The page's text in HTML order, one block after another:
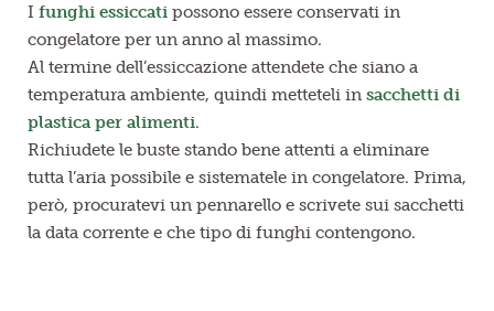
I funghi essiccati possono essere conservati in
congelatore per un anno al massimo.
Al termine dell’essiccazione attendete che siano a
temperatura ambiente, quindi metteteli in sacchetti di
plastica per alimenti.
Richiudete le buste stando bene attenti a eliminare
tutta l’aria possibile e sistematele in congelatore. Prima,
però, procuratevi un pennarello e scrivete sui sacchetti
la data corrente e che tipo di funghi contengono.